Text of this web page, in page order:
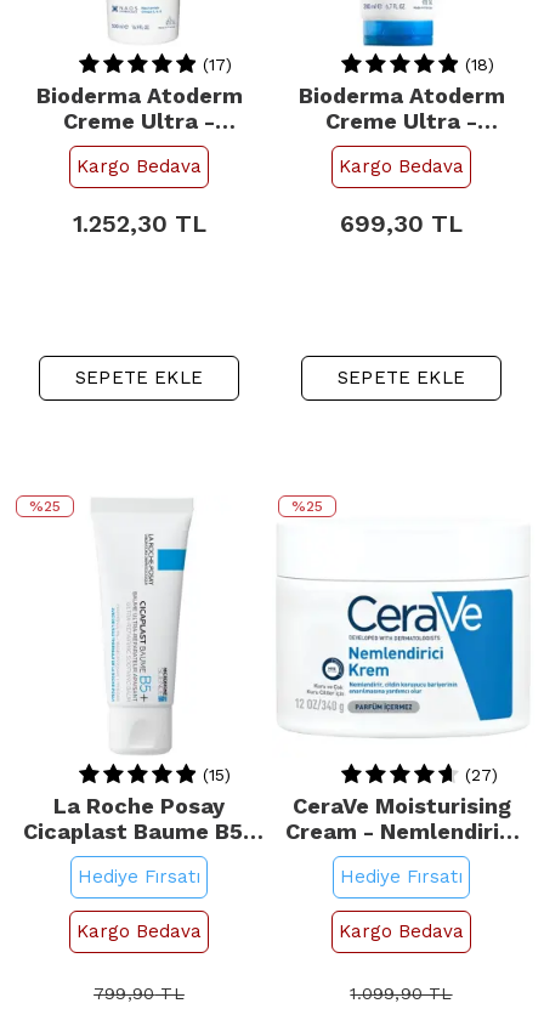
(17)
Bioderma Atoderm
Creme Ultra -
Nemlendirici Bakım
Kremi 500ml
Kargo Bedava
1.252,30 TL
SEPETE EKLE
(18)
Bioderma Atoderm
Creme Ultra -
Nemlendirici Bakım
Kremi 200ml
Kargo Bedava
699,30 TL
SEPETE EKLE
%25
(15)
La Roche Posay
Cicaplast Baume B5+
Bakım Kremi 40ml
Hediye Fırsatı
Kargo Bedava
799,90TL
%25
(27)
CeraVe Moisturising
Cream - Nemlendirici
Bakım Kremi 340gr
Hediye Fırsatı
Kargo Bedava
1.099,90TL